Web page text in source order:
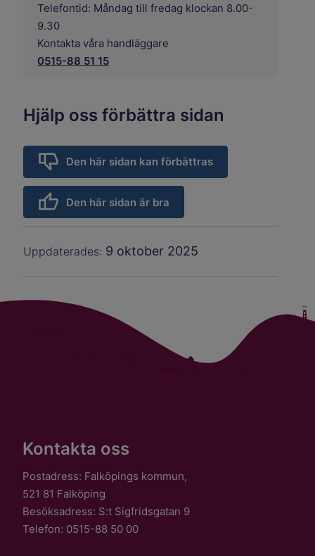
Telefontid: Måndag till fredag klockan 8.00-
9.30
Kontakta våra handläggare
0515-88 51 15
Hjälp oss förbättra sidan
Den här sidan kan förbättras
Den här sidan är bra
Uppdaterades: 9 oktober 2025
Kontakta oss
Postadress: Falköpings kommun,
521 81 Falköping
Besöksadress: S:t Sigfridsgatan 9
Telefon: 0515-88 50 00